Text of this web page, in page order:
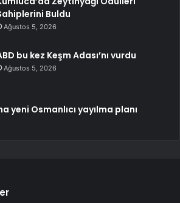
Buldu
Ağustos 5, 2026
bu kez Keşm Adası’nı vurdu
Ağustos 5, 2026
yeni Osmanlıcı yayılma planı